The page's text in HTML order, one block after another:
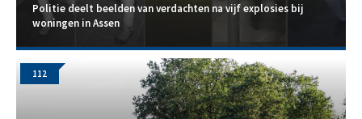
Politie deelt beelden van verdachten na vijf explosies bij
woningen in Assen
112